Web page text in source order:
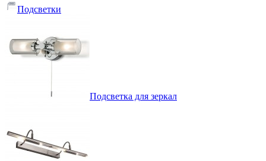
Подсветки
Подсветка для зеркал